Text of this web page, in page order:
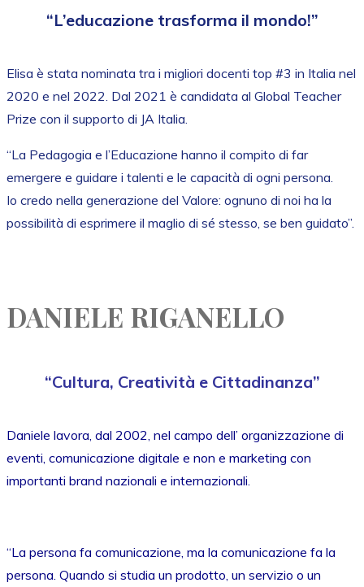
“L’educazione trasforma il mondo!”
Elisa è stata nominata tra i migliori docenti top #3 in Italia nel
2020 e nel 2022. Dal 2021 è candidata al Global Teacher
Prize con il supporto di JA Italia.
“La Pedagogia e l’Educazione hanno il compito di far
emergere e guidare i talenti e le capacità di ogni persona.
Io credo nella generazione del Valore: ognuno di noi ha la
possibilità di esprimere il maglio di sé stesso, se ben guidato”.
DANIELE RIGANELLO
“Cultura, Creatività e Cittadinanza”
Daniele lavora, dal 2002, nel campo dell’ organizzazione di
eventi, comunicazione digitale e non e marketing con
importanti brand nazionali e internazionali.
“La persona fa comunicazione, ma la comunicazione fa la
persona. Quando si studia un prodotto, un servizio o un